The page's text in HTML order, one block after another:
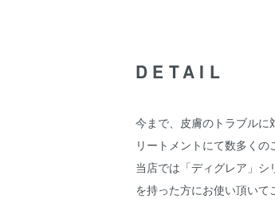
DETAIL
今まで、皮膚のトラブルに
リートメントにて数多くの
当店では「ディグレア」
を持った方にお使い頂いて